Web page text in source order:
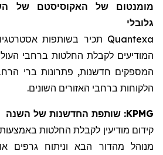
מומנטום של האקוסיסטם של
גלובלי
Quantexa תכיר בשותפות אסטרטגי
המודיעים לקבלת החלטות ברחבי
המספקים חדשנות, פתרונות ברי
הלקוחות ברחבי האזורים השונים.
KPMG: שותפת החדשנות של השנה
קידום מודיעין לקבלת החלטות באמצעות
מנוהל מהדור הבא וניתוח גרפים